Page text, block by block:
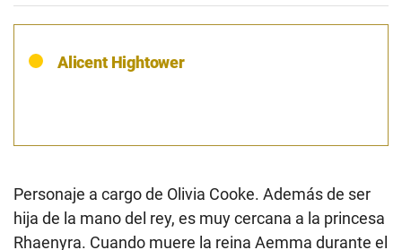
Alicent Hightower
Personaje a cargo de Olivia Cooke. Además de ser
hija de la mano del rey, es muy cercana a la princesa
Rhaenyra. Cuando muere la reina Aemma durante el